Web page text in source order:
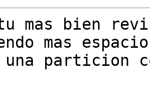
mas bien
mas
particion